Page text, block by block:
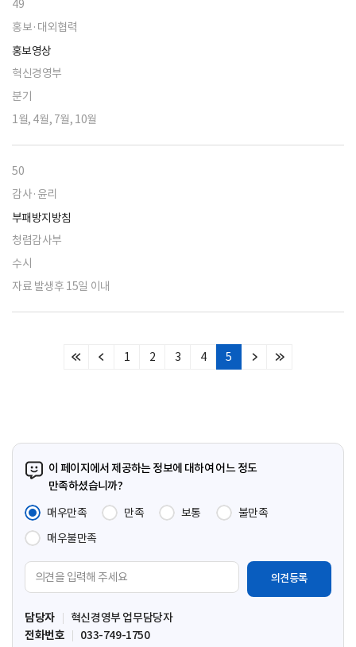
49
홍보·대외협력
홍보영상
혁신경영부
분기
1월, 4월, 7월, 10월
50
감사·윤리
부패방지방침
청렴감사부
수시
자료 발생후 15일 이내
처
이
1 2 3 4 5
다
마
이 페이지에서 제공하는 정보에 대하여 어느 정도
만족하셨습니까?
매우만족
만족 보통
불만족
매우불만족
견
입
력
담당자
혁신경영부 업무담당자
전화번호
033-749-1750